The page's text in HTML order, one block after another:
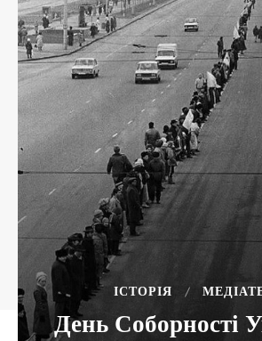
ІСТОРІЯ
День Соборності